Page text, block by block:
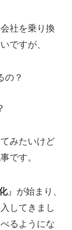
社を乗り換
ですが、
の？
みたいけど
です。
』が始まり、
してきまし
るようにな